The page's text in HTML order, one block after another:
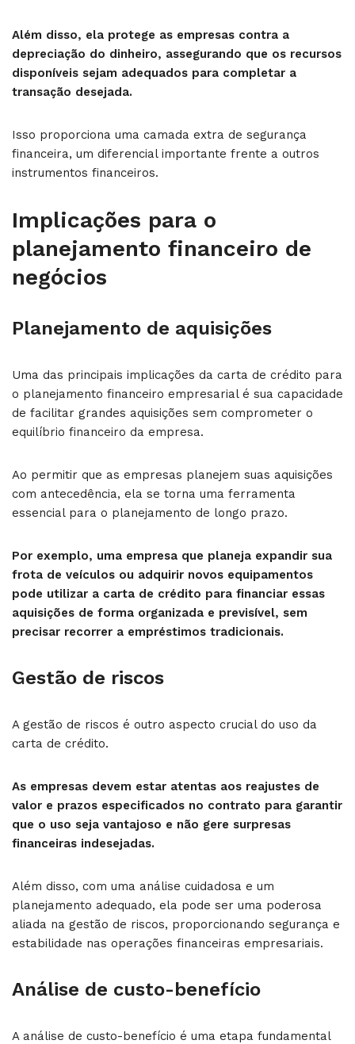
Além disso, ela protege as empresas contra a
depreciação do dinheiro, assegurando que os recursos
disponíveis sejam adequados para completar a
transação desejada.
Isso proporciona uma camada extra de segurança
financeira, um diferencial importante frente a outros
instrumentos financeiros.
Implicações para o
planejamento financeiro de
negócios
Planejamento de aquisições
Uma das principais implicações da carta de crédito para
o planejamento financeiro empresarial é sua capacidade
de facilitar grandes aquisições sem comprometer o
equilíbrio financeiro da empresa.
Ao permitir que as empresas planejem suas aquisições
com antecedência, ela se torna uma ferramenta
essencial para o planejamento de longo prazo.
Por exemplo, uma empresa que planeja expandir sua
frota de veículos ou adquirir novos equipamentos
pode utilizar a carta de crédito para financiar essas
aquisições de forma organizada e previsível, sem
precisar recorrer a empréstimos tradicionais.
Gestão de riscos
A gestão de riscos é outro aspecto crucial do uso da
carta de crédito.
As empresas devem estar atentas aos reajustes de
valor e prazos especificados no contrato para garantir
que o uso seja vantajoso e não gere surpresas
financeiras indesejadas.
Além disso, com uma análise cuidadosa e um
planejamento adequado, ela pode ser uma poderosa
aliada na gestão de riscos, proporcionando segurança e
estabilidade nas operações financeiras empresariais.
Análise de custo-benefício
A análise de custo-benefício é uma etapa fundamental